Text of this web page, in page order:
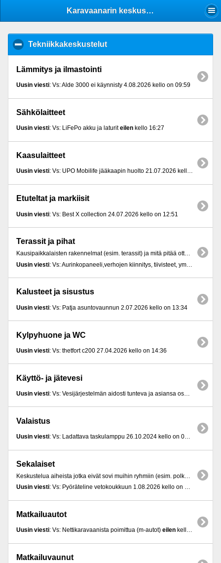
Karavaanarin keskustelufoorumi - karavaanareille
Tekniikkakeskustelut
Lämmitys ja ilmastointi
Uusin viesti: Vs: Alde 3000 ei käynnisty 4.08.2026 kello on 09:59
Sähkölaitteet
Uusin viesti: Vs: LiFePo akku ja laturiteilen kello 16:27
Kaasulaitteet
Uusin viesti: Vs: UPO Mobilife jääkaapin huolto 21.07.2026 kello on 13:20
Etuteltat ja markiisit
Uusin viesti: Vs: Best X collection 24.07.2026 kello on 12:51
Terassit ja pihat
Kausipaikkalaisten rakennelmat (esim. terassit) ja mitä pitää ottaa huomioon esim. terassia rakentaessa.
Uusin viesti: Vs: Aurinkopaneeli,verhojen kiinnitys, tiivisteet, ym kysymyksiä 27.12.2025 kello on 10:44
Kalusteet ja sisustus
Uusin viesti: Vs: Patja asuntovaunnun 2.07.2026 kello on 13:34
Kylpyhuone ja WC
Uusin viesti: Vs: thetfort c200 27.04.2026 kello on 14:36
Käyttö- ja jätevesi
Uusin viesti: Vs: Vesijärjestelmän aidosti tunteva ja asiansa osaava korjaamo 10.07.2026 kello on 17:45
Valaistus
Uusin viesti: Vs: Ladattava taskulamppu 26.10.2024 kello on 08:06
Sekalaiset
Keskustelua aiheista jotka eivät sovi muihin ryhmiin (esim. polkupyörät, riippumatot, jne..)
Uusin viesti: Vs: Pyöräteline vetokoukkuun 1.08.2026 kello on 20:29
Matkailuautot
Uusin viesti: Vs: Nettikaravaanista poimittua (m-autot) eilen kello 19:31
Matkailuvaunut